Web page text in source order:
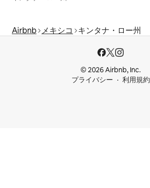
Airbnb メキシコ キンタナ・ロー州
© 2026 Airbnb, Inc.
プライバシー
利用規約